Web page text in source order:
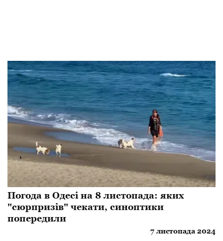
Погода в Одесі на 8 листопада: яких
"сюрпризів" чекати, синоптики
попередили
7 листопада 2024